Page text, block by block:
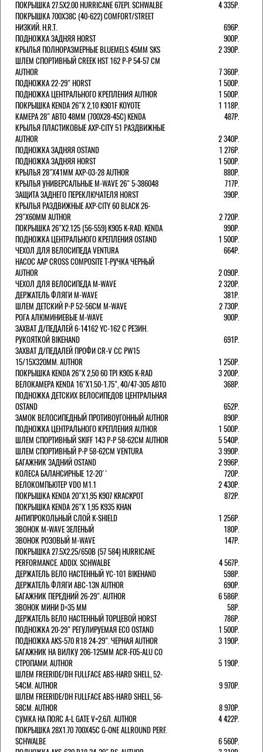
ПОКРЫШКА 27.5X2.00 HURRICANE 67EPI. SCHWALBE
4 335Р.
ПОКРЫШКА 700X38С (40-622) COMFORT/STREET
НИЗКИЙ. H.R.T.
696Р.
ПОДНОЖКА ЗАДНЯЯ HORST
900Р.
КРЫЛЬЯ ПОЛНОРАЗМЕРНЫЕ BLUEMELS 45MM SKS
2 390Р.
ШЛЕМ СПОРТИВНЫЙ CREEK HST 162 Р-Р 54-57 СМ
AUTHOR
7 360Р.
ПОДНОЖКА 22-29" HORST
1 500Р.
ПОДНОЖКА ЦЕНТРАЛЬНОГО КРЕПЛЕНИЯ AUTHOR
1 500Р.
ПОКРЫШКА KENDA 26"Х 2,10 K901F KOYOTE
1 118Р.
КАМЕРА 28" АВТО 48ММ (700Х28-45С) KENDA
487Р.
КРЫЛЬЯ ПЛАСТИКОВЫЕ AXP-CITY 51 РАЗДВИЖНЫЕ
AUTHOR
2 340Р.
ПОДНОЖКА ЗАДНЯЯ OSTAND
1 276Р.
ПОДНОЖКА ЗАДНЯЯ HORST
1 500Р.
КРЫЛЬЯ 28"Х41ММ AXP-03-28 AUTHOR
880Р.
КРЫЛЬЯ УНИВЕРСАЛЬНЫЕ M-WAVE 26" 5-386048
717Р.
ЗАЩИТА ЗАДНЕГО ПЕРЕКЛЮЧАТЕЛЯ HORST
390Р.
КРЫЛЬЯ РАЗДВИЖНЫЕ AXP-CITY 60 BLACK 26-
29"Х60ММ AUTHOR
2 720Р.
ПОКРЫШКА 26"Х2.125 (56-559) K905 K-RAD. KENDA
990Р.
ПОДНОЖКА ЦЕНТРАЛЬНОГО КРЕПЛЕНИЯ OSTAND
1 500Р.
ЧЕХОЛ ДЛЯ ВЕЛОСИПЕДА VENTURA
664Р.
НАСОС AAP CROSS COMPOSITE Т-РУЧКА ЧЕРНЫЙ
AUTHOR
2 090Р.
ЧЕХОЛ ДЛЯ ВЕЛОСИПЕДА M-WAVE
2 320Р.
ДЕРЖАТЕЛЬ ФЛЯГИ M-WAVE
381Р.
ШЛЕМ ДЕТСКИЙ Р-Р 52-56СМ M-WAVE
2 730Р.
РОГА АЛЮМИНИЕВЫЕ M-WAVE
900Р.
ЗАХВАТ Д/ПЕДАЛЕЙ 6-14162 YC-162 С РЕЗИН.
РУКОЯТКОЙ BIKEHAND
691Р.
ЗАХВАТ Д/ПЕДАЛЕЙ ПРОФИ CR-V CC PW15
15/15X320ММ. AUTHOR
1 250Р.
ПОКРЫШКА KENDA 26"Х 2,50 60 TPI K905 K-RAD
3 200Р.
ВЕЛОКАМЕРА KENDA 16"Х1.50-1.75", 40/47-305 АВТО
368Р.
ПОДНОЖКА ДЕТСКИХ ВЕЛОСИПЕДОВ ЦЕНТРАЛЬНАЯ
OSTAND
652Р.
ЗАМОК ВЕЛОСИПЕДНЫЙ ПРОТИВОУГОННЫЙ AUTHOR
890Р.
ПОДНОЖКА ЦЕНТРАЛЬНОГО КРЕПЛЕНИЯ AUTHOR
1 500Р.
ШЛЕМ СПОРТИВНЫЙ SKIFF 143 Р-Р 58-62СМ AUTHOR
5 540Р.
ШЛЕМ СПОРТИВНЫЙ Р-Р 58-62СМ VENTURA
3 990Р.
БАГАЖНИК ЗАДНИЙ OSTAND
2 996Р.
КОЛЕСА БАЛАНСИРНЫЕ 12-20''
720Р.
ВЕЛОКОМПЬЮТЕР VDO M1.1
2 430Р.
ПОКРЫШКА KENDA 20"Х1,95 K907 KRACKPOT
872Р.
ПОКРЫШКА KENDA 26"Х 1,95 K935 KHAN
АНТИПРОКОЛЬНЫЙ СЛОЙ K-SHIELD
1 256Р.
ЗВОНОК M-WAVE ЗЕЛЕНЫЙ
180Р.
ЗВОНОК РОЗОВЫЙ M-WAVE
147Р.
ПОКРЫШКА 27.5X2.25/650B (57 584) HURRICANE
PERFORMANCE. ADDIX. SCHWALBE
4 567Р.
ДЕРЖАТЕЛЬ ВЕЛО НАСТЕННЫЙ YC-101 BIKEHAND
598Р.
ДЕРЖАТЕЛЬ ФЛЯГИ ABC-13N AUTHOR
690Р.
БАГАЖНИК ПЕРЕДНИЙ 26-29". AUTHOR
6 586Р.
ЗВОНОК МИНИ D=35 ММ
58Р.
ДЕРЖАТЕЛЬ ВЕЛО НАСТЕННЫЙ ТОРЦЕВОЙ HORST
786Р.
ПОДНОЖКА 20-29" РЕГУЛИРУЕМАЯ ECO OSTAND
1 500Р.
ПОДНОЖКА AKS-570 R18 24-29". ЧЕРНАЯ AUTHOR
3 190Р.
БАГАЖНИК НА ВИЛКУ 206-125ММ ACR-F05-ALU СО
СТРОПАМИ. AUTHOR
5 190Р.
ШЛЕМ FREERIDE/DH FULLFACE ABS-HARD SHELL, 52-
54СМ. AUTHOR
9 970Р.
ШЛЕМ FREERIDE/DH FULLFACE ABS-HARD SHELL, 56-
58СМ. AUTHOR
8 970Р.
СУМКА НА ПОЯС A-L GATE V=2.6Л. AUTHOR
4 422Р.
ПОКРЫШКА 28X1.70 700X45C G-ONE ALLROUND PERF.
SCHWALBE
6 560Р.